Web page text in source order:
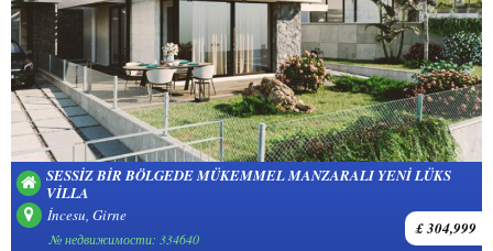
SESSIZ BIR BÖLGEDE MÜKEMMEL MANZARALI YENI LÜKS
VILLA
İncesu, Girne
£ 304,999
№ недвижимости: 334640